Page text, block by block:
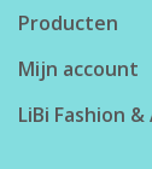
Producten
Mijn account
LiBi Fashion